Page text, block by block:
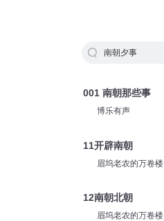
南朝夕事
001 南朝那些事
博乐有声
11开辟南朝
眉坞老农的万卷楼
12南朝北朝
眉坞老农的万卷楼